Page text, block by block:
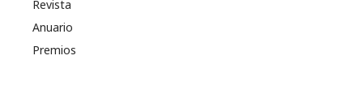
Revista
Anuario
Premios